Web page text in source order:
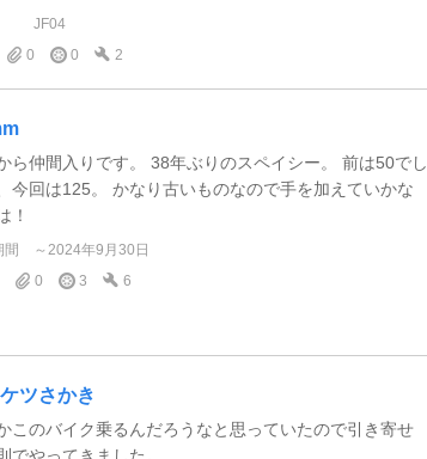
JF04
0 0 2
ら仲間入りです。 38年ぶりのスペイシー。 前は50でし
今回は125。 かなり古いものなので手を加えていかな
！
間
～2024年9月30日
0 3 6
ツさかき
このバイク乗るんだろうなと思っていたので引き寄せ